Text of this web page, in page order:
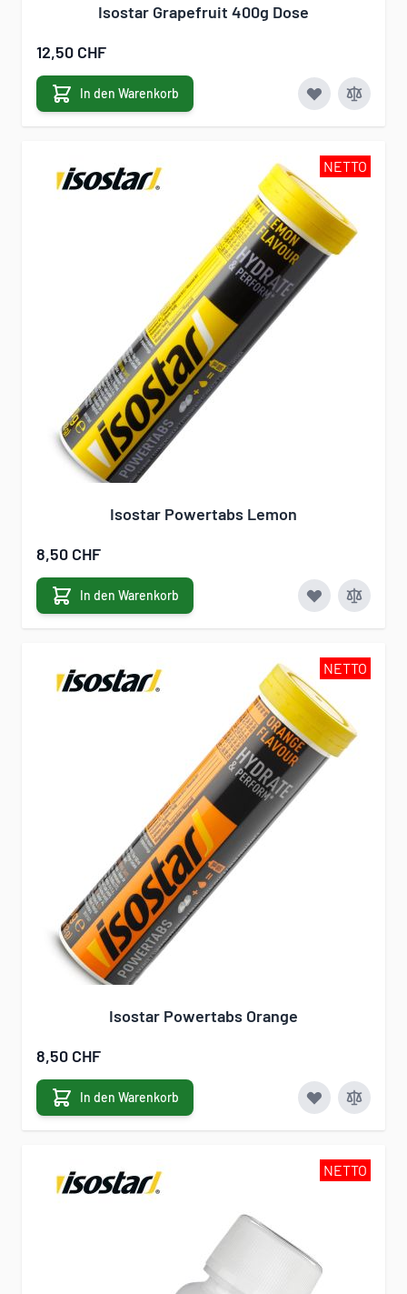
Isostar Grapefruit 400g Dose
12,50 CHF
In den Warenkorb
NETTO
Isostar Powertabs Lemon
8,50 CHF
In den Warenkorb
NETTO
Isostar Powertabs Orange
8,50 CHF
In den Warenkorb
NETTO